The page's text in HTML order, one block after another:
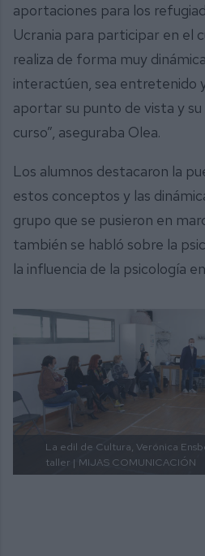
aportaciones para los
Ucrania para participar en el
realiza de forma muy
interactúen, sea entretenido
aportar su punto de vista y
curso”, aseguraba Olea.
Los alumnos destacaron la
estos conceptos y las
grupo que se pusieron en
también se habló sobre la
la influencia de la psicología
La edil de Cultura, Verónica
taller | MIJAS COMUNICACIÓN